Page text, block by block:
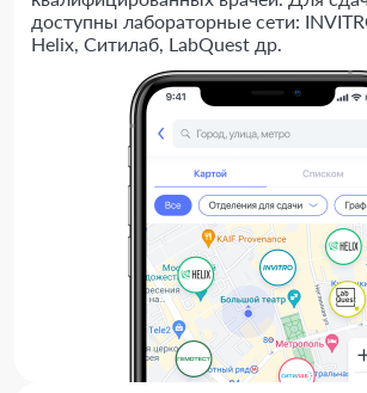
доступны лабораторные сети:
Helix, Ситилаб, LabQuest др.